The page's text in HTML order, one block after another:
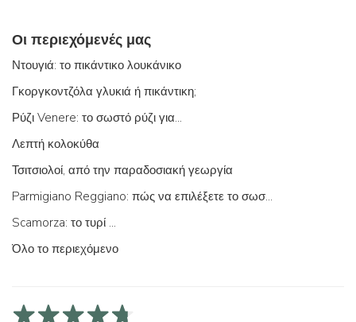
Οι περιεχόμενές μας
Ντουγιά: το πικάντικο λουκάνικο
Γκοργκοντζόλα γλυκιά ή πικάντικη;
Ρύζι Venere: το σωστό ρύζι για...
Λεπτή κολοκύθα
Τσιτσιολοί, από την παραδοσιακή γεωργία
Parmigiano Reggiano: πώς να επιλέξετε το σωστό
Scamorza: το τυρί ...
Όλο το περιεχόμενο